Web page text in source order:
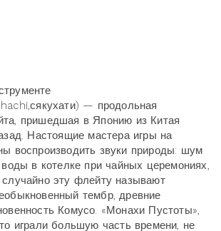
— продольная
пришедшая в Японию из Китая
Настоящие мастера игры на
воспроизводить звуки природы: шум
воды в котелке при чайных церемониях,
эту флейту называют
тембр, древние
Комусо. «Монахи Пустоты»,
играли большую часть времени, не